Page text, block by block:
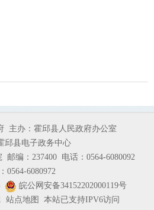
主办：霍邱县人民政府办公室
邱县电子政务中心
邮编：237400 电话：0564-6080092
0564-6080972
皖公网安备34152202000119号
站点地图 本站已支持IPV6访问